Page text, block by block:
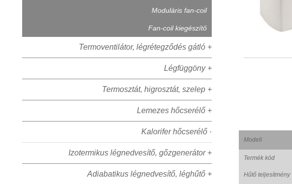
Moduláris fan-coil
Fan-coil kiegészítő
Termoventilátor, légrétegződés gátló +
Légfüggöny +
Termosztát, higrosztát, szelep +
Lemezes hőcserélő +
Kalorifer hőcserélő ·
Izotermikus légnedvesítő, gőzgenerátor +
Adiabatikus légnedvesítő, léghűtő +
Modell
Termék kód
Hűtő teljesítmény